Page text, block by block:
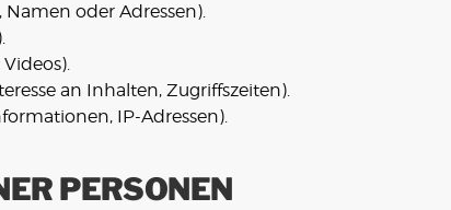
Namen oder Adressen).
an Inhalten, Zugriffszeiten).
IP-Adressen).
PERSONEN